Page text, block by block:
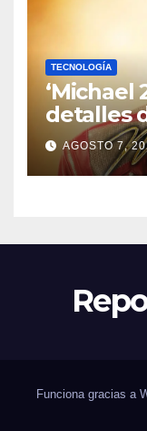
TECNOLOGÍA
‘Michael
detalles
la luz y
se
AGOSTO 7,
Funciona gracias a